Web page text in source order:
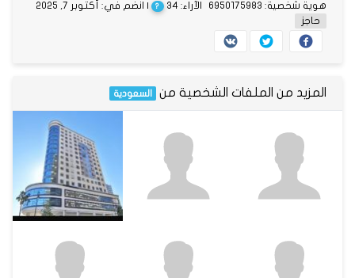
الآراء: 34 ? | انضم في: أكتوبر 7, 2025
هوية شخصية: 6950175983
حاجز
المزيد من الملفات الشخصية من السعودية